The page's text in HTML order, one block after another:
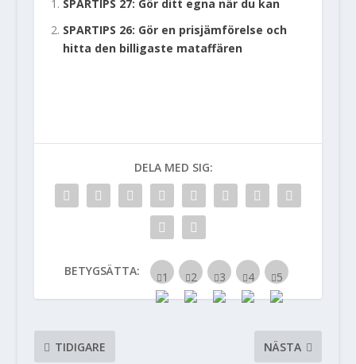
SPARTIPS 27: Gör ditt egna när du kan
SPARTIPS 26: Gör en prisjämförelse och
hitta den billigaste mataffären
DELA MED SIG:
BETYGSÄTTA:
TIDIGARE NÄSTA